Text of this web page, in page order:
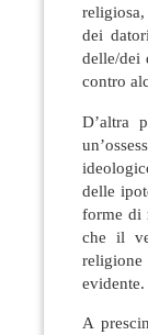
dei
delle/dei
contro
D’altra
delle
forme di
che il
evidente.
A